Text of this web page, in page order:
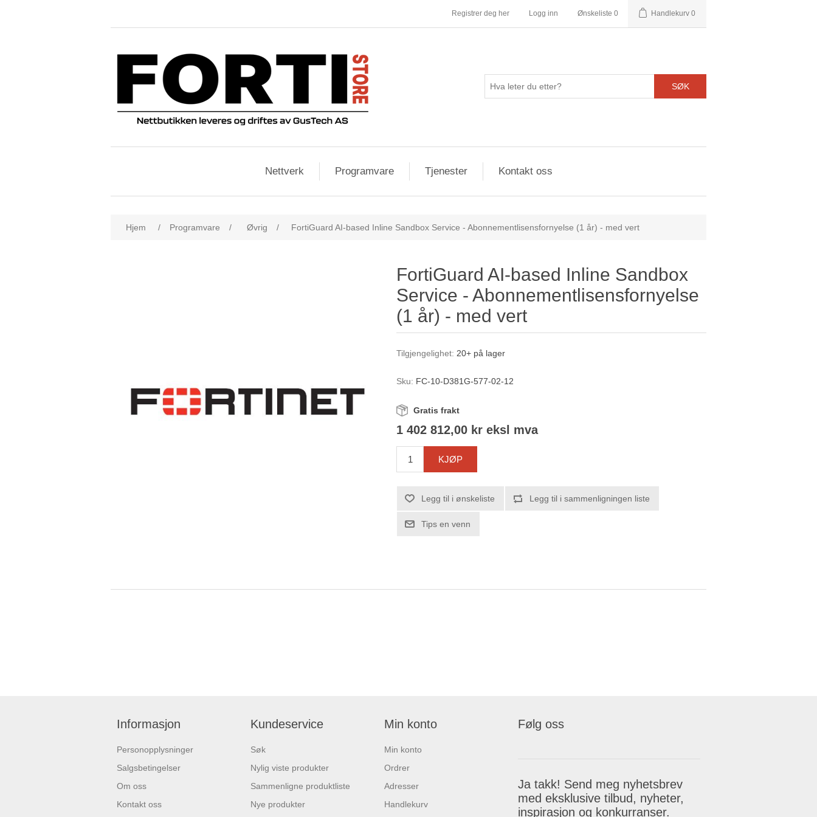
Registrer deg her Logg inn Ønskeliste 0 Handlekurv 0
SØK
Nettverk Programvare Tjenester Kontakt oss
Hjem / Programvare / Øvrig / FortiGuard AI-based Inline Sandbox Service - Abonnementlisensfornyelse (1 år) - med vert
FortiGuard AI-based Inline Sandbox
Service - Abonnementlisensfornyelse
(1 år) - med vert
Tilgjengelighet: 20+ på lager
Sku: FC-10-D381G-577-02-12
Gratis frakt
1 402 812,00 kr eksl mva
KJØP
Legg til i ønskeliste Legg til i sammenligningen liste
Tips en venn
Informasjon
Personopplysninger
Salgsbetingelser
Om oss
Kontakt oss
Kundeservice
Søk
Nylig viste produkter
Sammenligne produktliste
Nye produkter
Min konto
Min konto
Ordrer
Adresser
Handlekurv
Følg oss
Ja takk! Send meg nyhetsbrev
med eksklusive tilbud, nyheter,
inspirasjon og konkurranser.